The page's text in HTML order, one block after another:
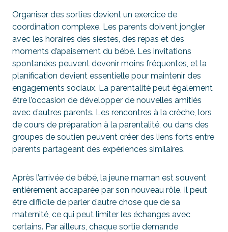
Organiser des sorties devient un exercice de
coordination complexe. Les parents doivent jongler
avec les horaires des siestes, des repas et des
moments d’apaisement du bébé. Les invitations
spontanées peuvent devenir moins fréquentes, et la
planification devient essentielle pour maintenir des
engagements sociaux. La parentalité peut également
être l’occasion de développer de nouvelles amitiés
avec d’autres parents. Les rencontres à la crèche, lors
de cours de préparation à la parentalité, ou dans des
groupes de soutien peuvent créer des liens forts entre
parents partageant des expériences similaires.
Après l’arrivée de bébé, la jeune maman est souvent
entièrement accaparée par son nouveau rôle. Il peut
être difficile de parler d’autre chose que de sa
maternité, ce qui peut limiter les échanges avec
certains. Par ailleurs, chaque sortie demande